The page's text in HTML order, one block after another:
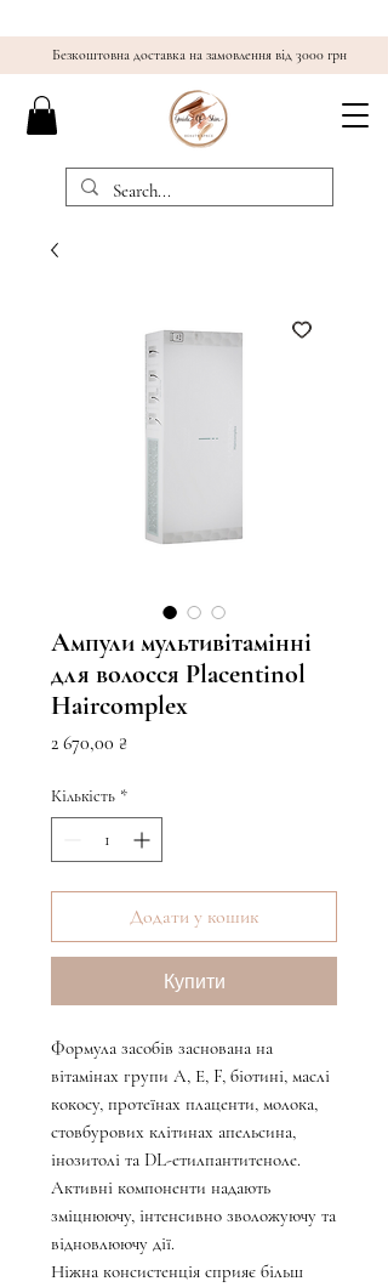
Безкоштовна доставка на замовлення від 3000 грн
Ампули мультивітамінні
для волосся Placentinol
Haircomplex
2 670,00 ₴
Кількість *
Додати у кошик
Купити
Формула засобів заснована на
вітамінах групи А, Е, F, біотині, маслі
кокосу, протеїнах плаценти, молока,
стовбурових клітинах апельсина,
інозитолі та DL-етилпантитеноле.
Активні компоненти надають
зміцнюючу, інтенсивно зволожуючу та
відновлюючу дії.
Ніжна консистенція сприяє більш